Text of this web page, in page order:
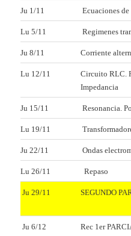
Ju 1/11 Ecuaciones
Lu 5/11 Regimenes
Ju 8/11 Corriente
Lu 12/11
Circuito RLC.
Impedancia
Ju 15/11 Resonancia.
Lu 19/11
Ju 22/11 Ondas
Lu 26/11 Repaso
Ju 29/11 SEGUNDO
Ju 6/12 Rec 1er